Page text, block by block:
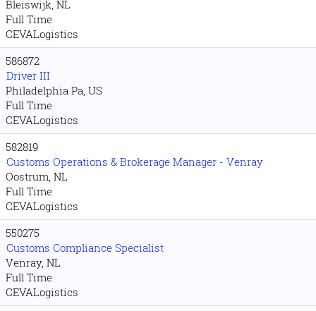
Bleiswijk, NL
Full Time
CEVALogistics
586872
Driver III
Philadelphia Pa, US
Full Time
CEVALogistics
582819
Customs Operations & Brokerage Manager - Venray
Oostrum, NL
Full Time
CEVALogistics
550275
Customs Compliance Specialist
Venray, NL
Full Time
CEVALogistics